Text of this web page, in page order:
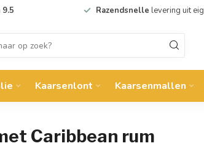
9.5 Razendsnelle levering uit
Kaarsenlont Kaarsenmallen
Caribbean rum